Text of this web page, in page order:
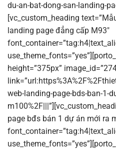
du-an-bat-dong-san-landing-
[vc_custom_heading
landing page đẳng cấp M93″
height=”375px”
web-landing-page-bds-ban-1-
page bđs bán 1 dự án mới ra